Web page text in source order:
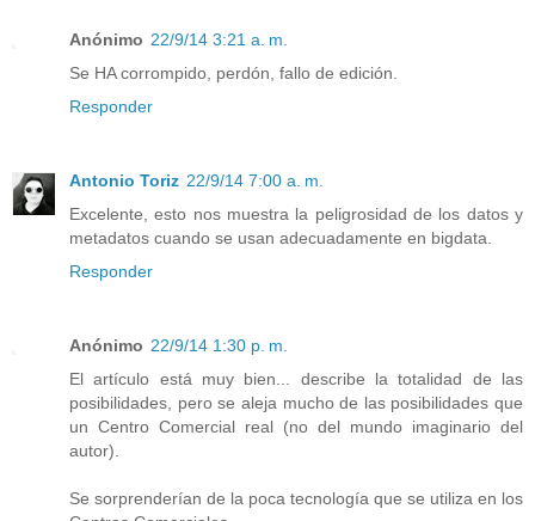
Anónimo 22/9/14 3:21 a. m.
Se HA corrompido, perdón, fallo de edición.
Responder
Antonio Toriz 22/9/14 7:00 a. m.
Excelente, esto nos muestra la peligrosidad de los datos y
metadatos cuando se usan adecuadamente en bigdata.
Responder
Anónimo 22/9/14 1:30 p. m.
El artículo está muy bien... describe la totalidad de las
posibilidades, pero se aleja mucho de las posibilidades que
un Centro Comercial real (no del mundo imaginario del
autor).
Se sorprenderían de la poca tecnología que se utiliza en los